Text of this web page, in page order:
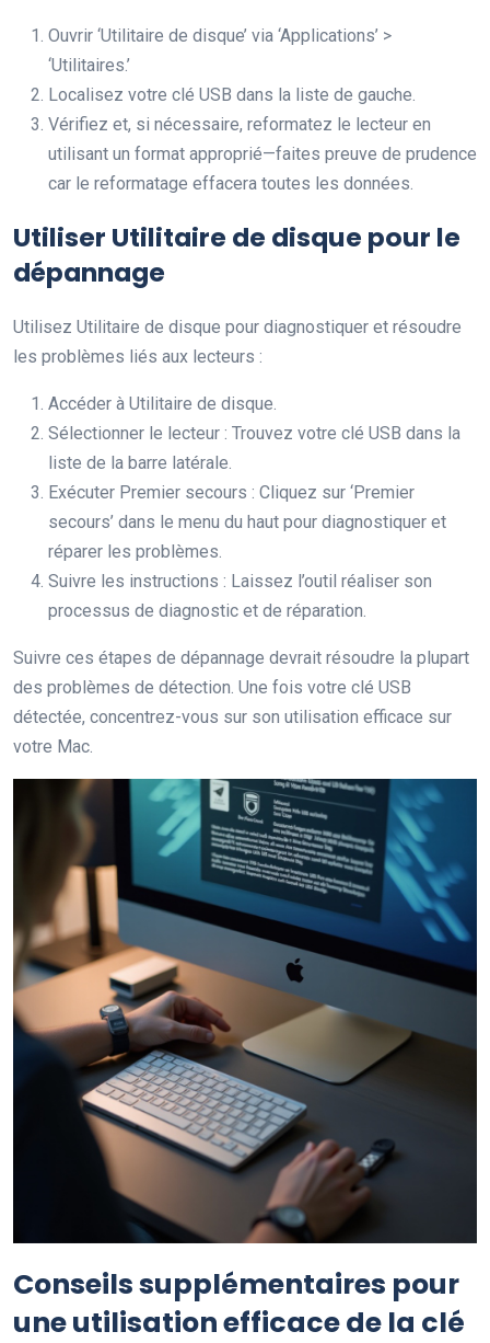
Ouvrir ‘Utilitaire de disque’ via ‘Applications’ >
‘Utilitaires.’
Localisez votre clé USB dans la liste de gauche.
Vérifiez et, si nécessaire, reformatez le lecteur en
utilisant un format approprié—faites preuve de prudence
car le reformatage effacera toutes les données.
Utiliser Utilitaire de disque pour le
dépannage
Utilisez Utilitaire de disque pour diagnostiquer et résoudre
les problèmes liés aux lecteurs :
Accéder à Utilitaire de disque.
Sélectionner le lecteur : Trouvez votre clé USB dans la
liste de la barre latérale.
Exécuter Premier secours : Cliquez sur ‘Premier
secours’ dans le menu du haut pour diagnostiquer et
réparer les problèmes.
Suivre les instructions : Laissez l’outil réaliser son
processus de diagnostic et de réparation.
Suivre ces étapes de dépannage devrait résoudre la plupart
des problèmes de détection. Une fois votre clé USB
détectée, concentrez-vous sur son utilisation efficace sur
votre Mac.
Conseils supplémentaires pour
une utilisation efficace de la clé